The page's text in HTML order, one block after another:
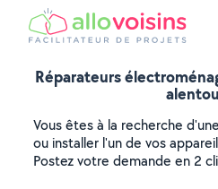
Réparateurs
Vous êtes à la recherche
ou installer l'un de vos
Postez votre demande en 2